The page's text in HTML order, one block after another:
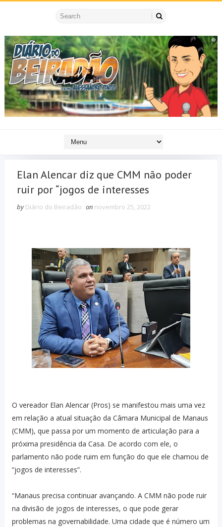
Elan Alencar diz que CMM não poder
ruir por “jogos de interesses
by Diário do Beiradão on novembro 25, 2022
O vereador Elan Alencar (Pros) se manifestou mais uma vez
em relação a atual situação da Câmara Municipal de Manaus
(CMM), que passa por um momento de articulação para a
próxima presidência da Casa. De acordo com ele, o
parlamento não pode ruim em função do que ele chamou de
“jogos de interesses”.
“Manaus precisa continuar avançando. A CMM não pode ruir
na divisão de jogos de interesses, o que pode gerar
problemas na governabilidade. Uma cidade que é número um